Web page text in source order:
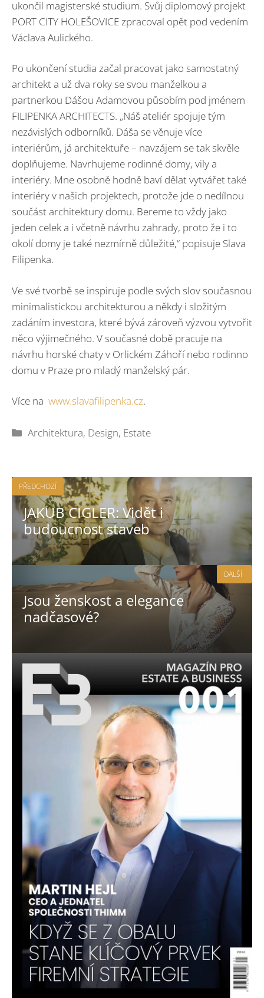
ukončil magisterské studium. Svůj diplomový projekt
PORT CITY HOLEŠOVICE zpracoval opět pod vedením
Václava Aulického.
Po ukončení studia začal pracovat jako samostatný
architekt a už dva roky se svou manželkou a
partnerkou Dášou Adamovou působím pod jménem
FILIPENKA ARCHITECTS. „Náš ateliér spojuje tým
nezávislých odborníků. Dáša se věnuje více
interiérům, já architektuře – navzájem se tak skvěle
doplňujeme. Navrhujeme rodinné domy, vily a
interiéry. Mne osobně hodně baví dělat vytvářet také
interiéry v našich projektech, protože jde o nedílnou
součást architektury domu. Bereme to vždy jako
jeden celek a i včetně návrhu zahrady, proto že i to
okolí domy je také nezmírně důležité,“ popisuje Slava
Filipenka.
Ve své tvorbě se inspiruje podle svých slov současnou
minimalistickou architekturou a někdy i složitým
zadáním investora, které bývá zároveň výzvou vytvořit
něco výjimečného. V současné době pracuje na
návrhu horské chaty v Orlickém Záhoří nebo rodinno
domu v Praze pro mladý manželský pár.
Více na www.slavafilipenka.cz.
Rubriky
Architektura, Design, Estate
PŘEDCHOZÍ
JAKUB CIGLER: Vidět i
budoucnost staveb
Jsou ženskost a elegance
nadčasové?
DALŠÍ